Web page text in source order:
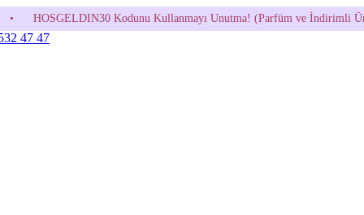
Kodunu Kullanmayı Unutma! (Parfüm ve İndirimli Ürünlerde Geçerli
47 47